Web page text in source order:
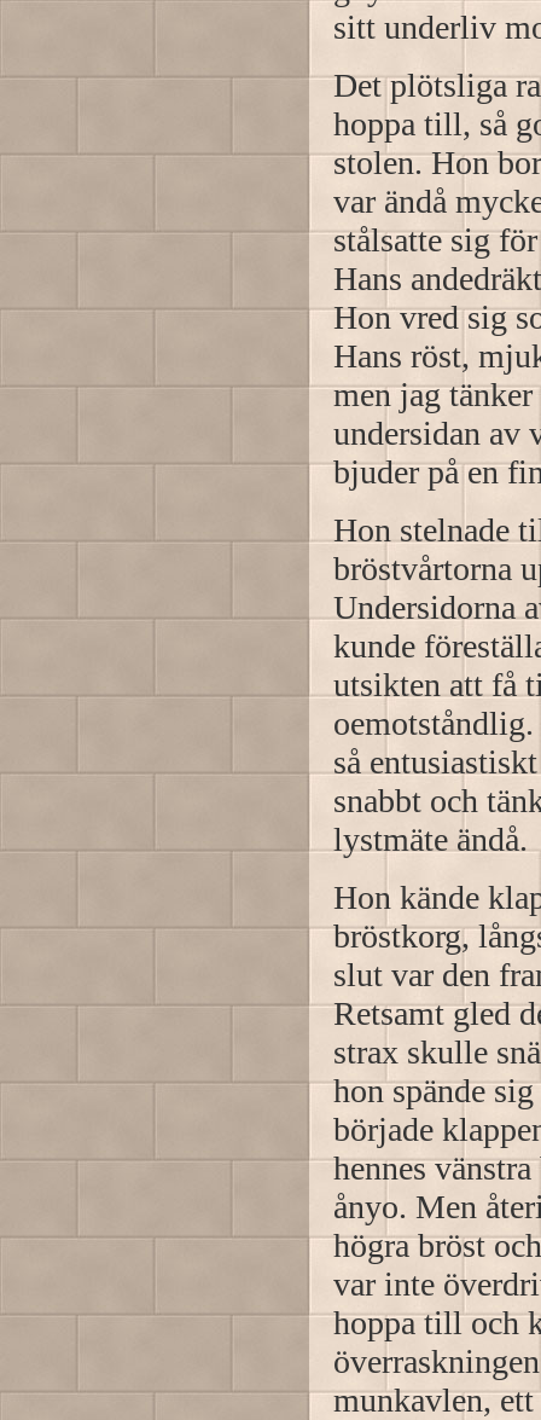
sitt underliv
Det plötsliga
hoppa till, så
stolen. Hon
var ändå
stålsatte sig
Hans
Hon vred sig
Hans röst,
men jag
undersidan av
bjuder på en
Hon stelnade
bröstvårtorna
Undersidorna
kunde
utsikten att få
så
snabbt och
lystmäte ändå.
Hon kände
bröstkorg,
slut var den
Retsamt gled
strax skulle
hon spände
började
hennes
ånyo. Men
högra bröst
var inte
hoppa till och
munkavlen,